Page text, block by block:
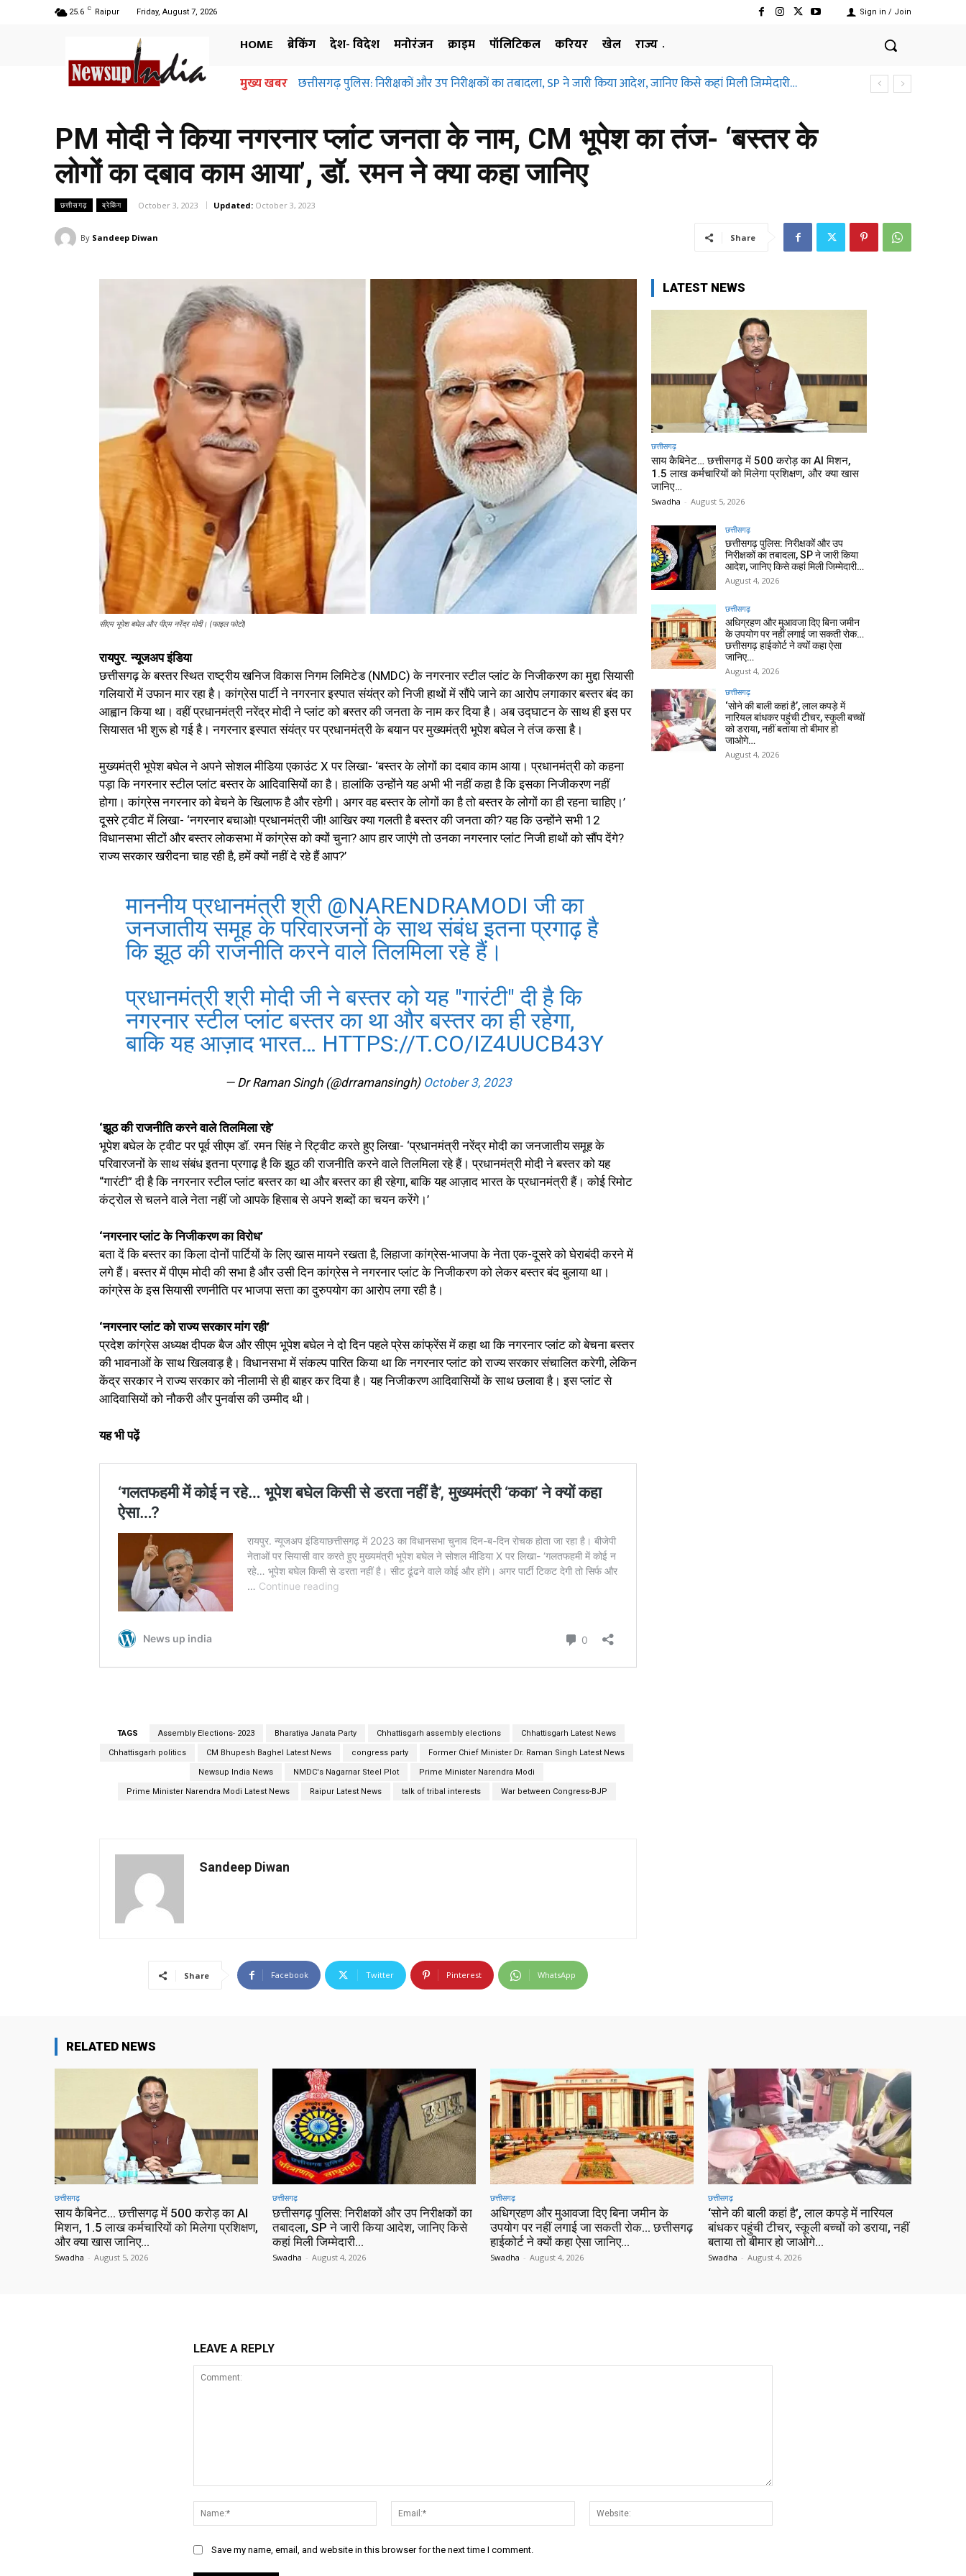
25.6 C Raipur Friday, August 7, 2026 Sign in / Join
HOME ब्रेकिंग देश- विदेश मनोरंजन क्राइम पॉलिटिकल करियर खेल
राज्य
मुख्य खबरछत्तीसगढ़ पुलिस: निरीक्षकों और उप निरीक्षकों का तबादला, SP ने जारी किया आदेश, जानिए किसे कहां मिली जिम्मेदारी…
अधिग्रहण और मुआवजा दिए बिना जमीन के उपयोग पर नहीं लगाई जा सकती रोक… छत्तीसगढ़ हाईकोर्ट ने क्यों कहा ऐसा
PM मोदी ने किया नगरनार प्लांट जनता के नाम, CM भूपेश का तंज- ‘बस्तर के
लोगों का दबाव काम आया’, डॉ. रमन ने क्या कहा जानिए
छत्तीसगढ़ ब्रेकिंग October 3, 2023 Updated: October 3, 2023
By Sandeep Diwan Share
सीएम भूपेश बघेल और पीएम नरेंद्र मोदी। (फाइल फोटो)
रायपुर. न्यूजअप इंडिया
छत्तीसगढ़ के बस्तर स्थित राष्ट्रीय खनिज विकास निगम लिमिटेड (NMDC) के नगरनार स्टील प्लांट के निजीकरण का मुद्दा सियासी
गलियारों में उफान मार रहा है। कांग्रेस पार्टी ने नगरनार इस्पात संयंत्र को निजी हाथों में सौंपे जाने का आरोप लगाकार बस्तर बंद का
आह्वान किया था। वहीं प्रधानमंत्री नरेंद्र मोदी ने प्लांट को बस्तर की जनता के नाम कर दिया है। अब उद्घाटन के साथ ही इस पर
सियासत भी शुरू हो गई है। नगरनार इस्पात संयंत्र पर प्रधानमंत्री के बयान पर मुख्यमंत्री भूपेश बघेल ने तंज कसा है।
मुख्यमंत्री भूपेश बघेल ने अपने सोशल मीडिया एकाउंट X पर लिखा- ‘बस्तर के लोगों का दबाव काम आया। प्रधानमंत्री को कहना
पड़ा कि नगरनार स्टील प्लांट बस्तर के आदिवासियों का है। हालांकि उन्होंने यह अभी भी नहीं कहा है कि इसका निजीकरण नहीं
होगा। कांग्रेस नगरनार को बेचने के खिलाफ है और रहेगी। अगर वह बस्तर के लोगों का है तो बस्तर के लोगों का ही रहना चाहिए।’
दूसरे ट्वीट में लिखा- ‘नगरनार बचाओ! प्रधानमंत्री जी! आखिर क्या गलती है बस्तर की जनता की? यह कि उन्होंने सभी 12
विधानसभा सीटों और बस्तर लोकसभा में कांग्रेस को क्यों चुना? आप हार जाएंगे तो उनका नगरनार प्लांट निजी हाथों को सौंप देंगे?
राज्य सरकार खरीदना चाह रही है, हमें क्यों नहीं दे रहे हैं आप?’
माननीय प्रधानमंत्री श्री @NARENDRAMODI जी का
जनजातीय समूह के परिवारजनों के साथ संबंध इतना प्रगाढ़ है
कि झूठ की राजनीति करने वाले तिलमिला रहे हैं।
प्रधानमंत्री श्री मोदी जी ने बस्तर को यह "गारंटी" दी है कि
नगरनार स्टील प्लांट बस्तर का था और बस्तर का ही रहेगा,
बाकि यह आज़ाद भारत… HTTPS://T.CO/IZ4UUCB43Y
— Dr Raman Singh (@drramansingh) October 3, 2023
‘झूठ की राजनीति करने वाले तिलमिला रहे’
भूपेश बघेल के ट्वीट पर पूर्व सीएम डॉ. रमन सिंह ने रिट्वीट करते हुए लिखा- ‘प्रधानमंत्री नरेंद्र मोदी का जनजातीय समूह के
परिवारजनों के साथ संबंध इतना प्रगाढ़ है कि झूठ की राजनीति करने वाले तिलमिला रहे हैं। प्रधानमंत्री मोदी ने बस्तर को यह
“गारंटी” दी है कि नगरनार स्टील प्लांट बस्तर का था और बस्तर का ही रहेगा, बाकि यह आज़ाद भारत के प्रधानमंत्री हैं। कोई रिमोट
कंट्रोल से चलने वाले नेता नहीं जो आपके हिसाब से अपने शब्दों का चयन करेंगे।’
‘नगरनार प्लांट के निजीकरण का विरोध’
बता दें कि बस्तर का किला दोनों पार्टियों के लिए खास मायने रखता है, लिहाजा कांग्रेस-भाजपा के नेता एक-दूसरे को घेराबंदी करने में
लगे हैं। बस्तर में पीएम मोदी की सभा है और उसी दिन कांग्रेस ने नगरनार प्लांट के निजीकरण को लेकर बस्तर बंद बुलाया था।
कांग्रेस के इस सियासी रणनीति पर भाजपा सत्ता का दुरुपयोग का आरोप लगा रही है।
‘नगरनार प्लांट को राज्य सरकार मांग रही’
प्रदेश कांग्रेस अध्यक्ष दीपक बैज और सीएम भूपेश बघेल ने दो दिन पहले प्रेस कांफ्रेंस में कहा था कि नगरनार प्लांट को बेचना बस्तर
की भावनाओं के साथ खिलवाड़ है। विधानसभा में संकल्प पारित किया था कि नगरनार प्लांट को राज्य सरकार संचालित करेगी, लेकिन
केंद्र सरकार ने राज्य सरकार को नीलामी से ही बाहर कर दिया है। यह निजीकरण आदिवासियों के साथ छलावा है। इस प्लांट से
आदिवासियों को नौकरी और पुनर्वास की उम्मीद थी।
यह भी पढ़ें
TAGS Assembly Elections- 2023 Bharatiya Janata Party Chhattisgarh assembly elections Chhattisgarh Latest News
Chhattisgarh politics CM Bhupesh Baghel Latest News congress party Former Chief Minister Dr. Raman Singh Latest News
Newsup India News NMDC's Nagarnar Steel Plot Prime Minister Narendra Modi
Prime Minister Narendra Modi Latest News Raipur Latest News talk of tribal interests War between Congress-BJP
Sandeep Diwan
Share Facebook Twitter Pinterest WhatsApp
LATEST NEWS
छत्तीसगढ़
साय कैबिनेट… छत्तीसगढ़ में 500 करोड़ का AI मिशन,
1.5 लाख कर्मचारियों को मिलेगा प्रशिक्षण, और क्या खास
जानिए…
Swadha - August 5, 2026
छत्तीसगढ़
छत्तीसगढ़ पुलिस: निरीक्षकों और उप
निरीक्षकों का तबादला, SP ने जारी किया
आदेश, जानिए किसे कहां मिली जिम्मेदारी…
August 4, 2026
छत्तीसगढ़
अधिग्रहण और मुआवजा दिए बिना जमीन
के उपयोग पर नहीं लगाई जा सकती रोक…
छत्तीसगढ़ हाईकोर्ट ने क्यों कहा ऐसा
जानिए…
August 4, 2026
छत्तीसगढ़
‘सोने की बाली कहां है’, लाल कपड़े में
नारियल बांधकर पहुंची टीचर, स्कूली बच्चों
को डराया, नहीं बताया तो बीमार हो
जाओगे…
August 4, 2026
RELATED NEWS
छत्तीसगढ़
साय कैबिनेट… छत्तीसगढ़ में 500 करोड़ का AI
मिशन, 1.5 लाख कर्मचारियों को मिलेगा प्रशिक्षण,
और क्या खास जानिए…
Swadha - August 5, 2026
छत्तीसगढ़
छत्तीसगढ़ पुलिस: निरीक्षकों और उप निरीक्षकों का
तबादला, SP ने जारी किया आदेश, जानिए किसे
कहां मिली जिम्मेदारी…
Swadha - August 4, 2026
छत्तीसगढ़
अधिग्रहण और मुआवजा दिए बिना जमीन के
उपयोग पर नहीं लगाई जा सकती रोक… छत्तीसगढ़
हाईकोर्ट ने क्यों कहा ऐसा जानिए…
Swadha - August 4, 2026
छत्तीसगढ़
‘सोने की बाली कहां है’, लाल कपड़े में नारियल
बांधकर पहुंची टीचर, स्कूली बच्चों को डराया, नहीं
बताया तो बीमार हो जाओगे…
Swadha - August 4, 2026
LEAVE A REPLY
Name:*
Email:*
Save my name, email, and website in this browser for the next time I comment.